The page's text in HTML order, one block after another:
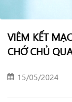
VIÊM KẾT
CHỚ CHỦ
15/05/2024